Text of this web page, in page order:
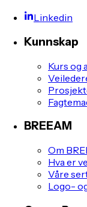
Linkedin
Kunnskap
Kurs og
BREEAM
Om
Hva er
Våre
Logo-